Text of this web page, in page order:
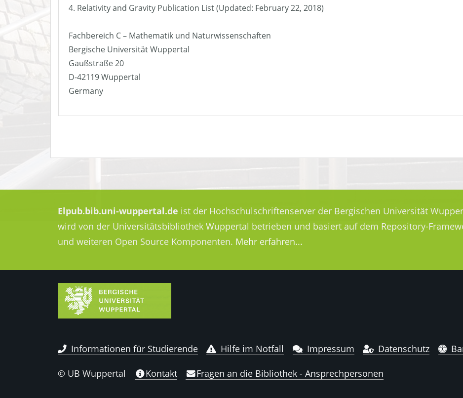
4. Relativity and Gravity Publication List (Updated: February 22, 2018)
Fachbereich C – Mathematik und Naturwissenschaften
Bergische Universität Wuppertal
Gaußstraße 20
D-42119 Wuppertal
Germany
Elpub.bib.uni-wuppertal.de ist der Hochschulschriftenserver der Bergischen Universität
wird von der Universitätsbibliothek Wuppertal betrieben und basiert auf dem Repository-
und weiteren Open Source Komponenten. Mehr erfahren...
Informationen für Studierende Hilfe im Notfall Impressum Datenschutz
© UB Wuppertal Kontakt Fragen an die Bibliothek - Ansprechpersonen